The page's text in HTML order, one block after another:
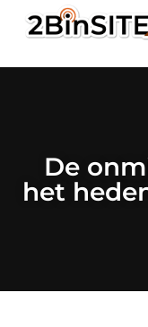
De
het